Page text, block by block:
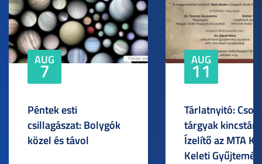
AUG
7
Péntek esti
csillagászat: Bolygók
közel és távol
AUG
11
Tárlatnyitó:
tárgyak
Ízelítő az MTA
Keleti